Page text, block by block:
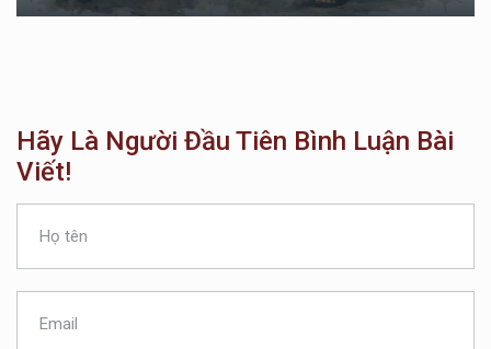
Hãy Là Người Đầu Tiên Bình Luận Bài
Viết!